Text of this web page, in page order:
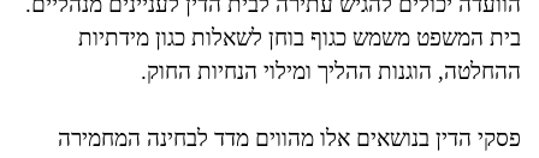
בית המשפט משמש כגוף בוחן לשאלות כגון מידתיות
ההחלטה, הוגנות ההליך ומילוי הנחיות החוק.
פסקי הדין בנושאים אלו מהווים מדד לבחינה המחמירה